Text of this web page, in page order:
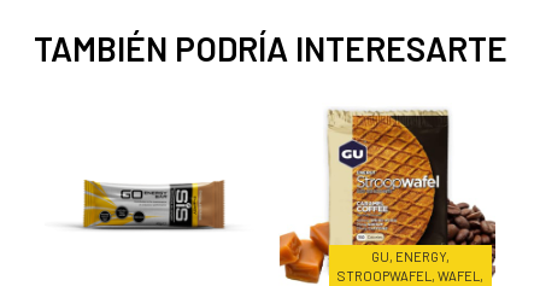
TAMBIÉN PODRÍA INTERESARTE
GU, ENERGY,
STROOPWAFEL, WAFEL,